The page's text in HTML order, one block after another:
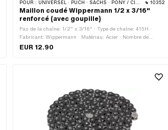
POUR : UNIVERSEL · PUCH · SACHS · PONY / CILO (BÊTA 521 & 512) · ZÜNDAPP BELMONDO · TOMOS · BYE BIKE 10352
Maillon coudé Wippermann 1/2 x 3/16"
renforcé (avec goupille)
Pas de la chaîne: 1/2" x 3/16" · Type de chaîne: 415H ·
Fabricant: Wippermann · Matériau: Acier · Nombre de
maillons: 1 pcs · Type de cadenas à chaîne: Membre coudé ·
EUR 12.90